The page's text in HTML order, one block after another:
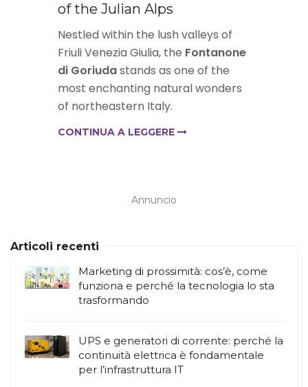
of the Julian Alps
Nestled within the lush valleys of
Friuli Venezia Giulia, the Fontanone
di Goriudastands as one of the
most enchanting natural wonders
of northeastern Italy.
CONTINUA A LEGGERE
Annuncio
Articoli recenti
Marketing di prossimità: cos’è, come
funziona e perché la tecnologia lo sta
trasformando
UPS e generatori di corrente: perché la
continuità elettrica è fondamentale
per l’infrastruttura IT